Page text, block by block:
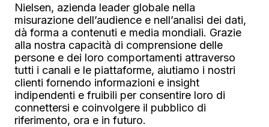
Nielsen, azienda leader globale nella
misurazione dell’audience e nell’analisi dei dati,
dà forma a contenuti e media mondiali. Grazie
alla nostra capacità di comprensione delle
persone e dei loro comportamenti attraverso
tutti i canali e le piattaforme, aiutiamo i nostri
clienti fornendo informazioni e insight
indipendenti e fruibili per consentire loro di
connettersi e coinvolgere il pubblico di
riferimento, ora e in futuro.